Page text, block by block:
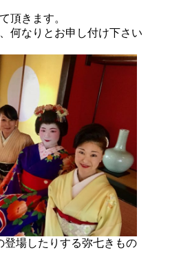
頂きます。
何なりとお申し付け下さい
登場したりする弥七きもの